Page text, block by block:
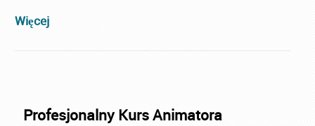
Więcej
Profesjonalny Kurs Animatora